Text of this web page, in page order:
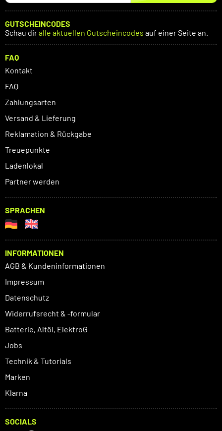
GUTSCHEINCODES
Schau diralle aktuellen Gutscheincodes auf einer Seite an.
FAQ
Kontakt
FAQ
Zahlungsarten
Versand & Lieferung
Reklamation & Rückgabe
Treuepunkte
Ladenlokal
Partner werden
SPRACHEN
INFORMATIONEN
AGB & Kundeninformationen
Impressum
Datenschutz
Widerrufsrecht & -formular
Batterie, Altöl, ElektroG
Jobs
Technik & Tutorials
Marken
Klarna
SOCIALS